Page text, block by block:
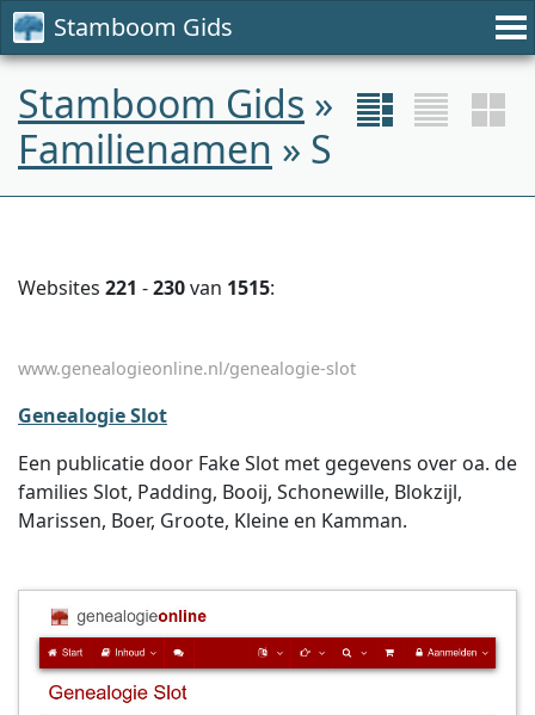
Stamboom Gids
Stamboom Gids »
Familienamen » S
Websites 221 -230van 1515:
www.genealogieonline.nl/genealogie-slot
Genealogie Slot
Een publicatie door Fake Slot met gegevens over oa. de
families Slot, Padding, Booij, Schonewille, Blokzijl,
Marissen, Boer, Groote, Kleine en Kamman.